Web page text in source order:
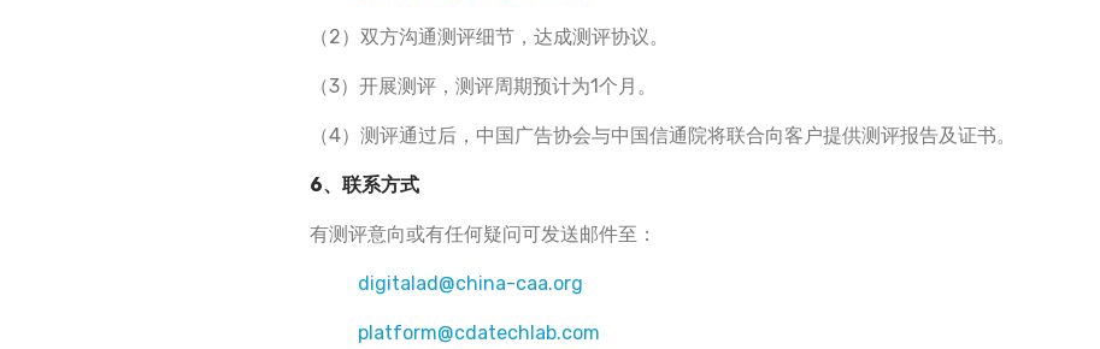
（2）双方沟通测评细节，达成测评协议。
（3）开展测评，测评周期预计为1个月。
（4）测评通过后，中国广告协会与中国信通院将联合向客户提供测评报告及证书。
6、联系方式
有测评意向或有任何疑问可发送邮件至：
digitalad@china-caa.org
platform@cdatechlab.com